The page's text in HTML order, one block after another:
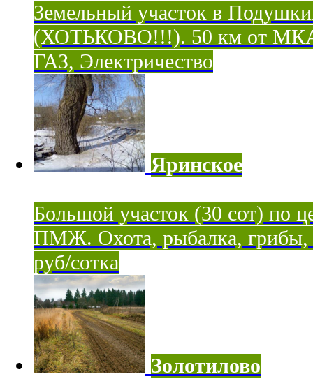
Земельный участок в
(ХОТЬКОВО!!!). 50 км от
ГАЗ, Электричество
Яринское
Большой участок (30 сот) по
ПМЖ. Охота, рыбалка, грибы,
руб/сотка
Золотилово